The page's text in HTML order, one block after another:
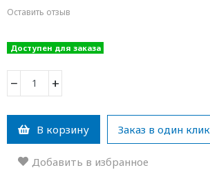
Оставить отзыв
Доступен для заказа
− +
В корзину Заказ в один клик
Добавить в избранное